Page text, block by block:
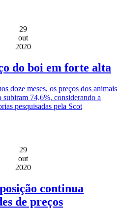
29
out
2020
do boi em forte alta
doze meses, os preços dos animais
subiram 74,6%, considerando a
pesquisadas pela Scot
29
out
2020
continua
de preços